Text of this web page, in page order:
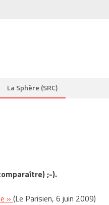
La Sphère (SRC)
;-).
» (Le Parisien, 6 juin 2009)